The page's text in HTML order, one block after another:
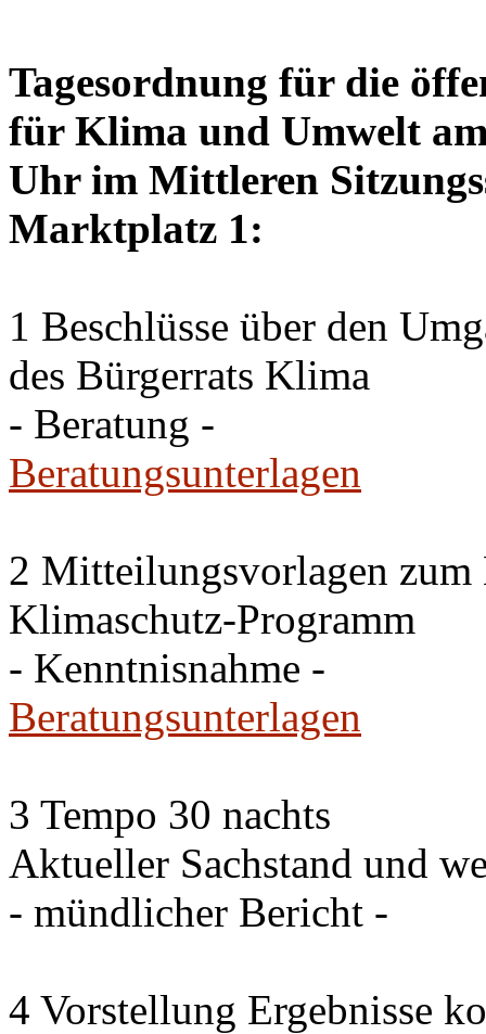
Tagesordnung für die
für Klima und Umwelt
Uhr im Mittleren
Marktplatz 1:
1 Beschlüsse über den
des Bürgerrats Klima
- Beratung -
Beratungsunterlagen
2 Mitteilungsvorlagen zum
Klimaschutz-Programm
- Kenntnisnahme -
Beratungsunterlagen
3 Tempo 30 nachts
Aktueller Sachstand und
- mündlicher Bericht -
4 Vorstellung Ergebnisse